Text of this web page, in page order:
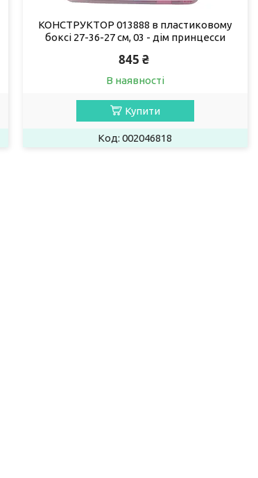
КОНСТРУКТОР 013888 в пластиковому
боксі 27-36-27 см, 03 - дім принцесси
845 ₴
В наявності
Купити
002046818